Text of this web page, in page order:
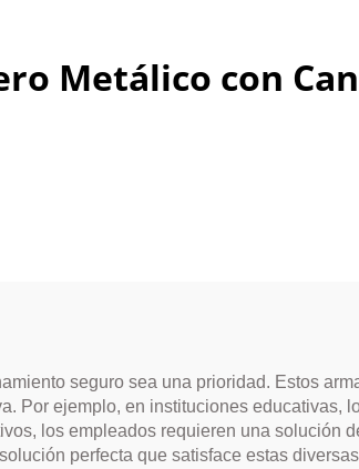
Metálico con
seguro sea una prioridad. Estos
Por ejemplo, en instituciones educativas,
los empleados requieren una solución
perfecta que satisface estas